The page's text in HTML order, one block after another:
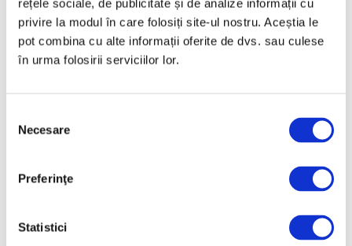
rețele sociale, de publicitate și de analize informații cu
privire la modul în care folosiți site-ul nostru. Aceștia le
pot combina cu alte informații oferite de dvs. sau culese
în urma folosirii serviciilor lor.
consimțământului
Necesare
Preferinţe
Statistici
Octombrie 2025
August 2025
Mai 2025
Martie 2025
Ianuarie 2025